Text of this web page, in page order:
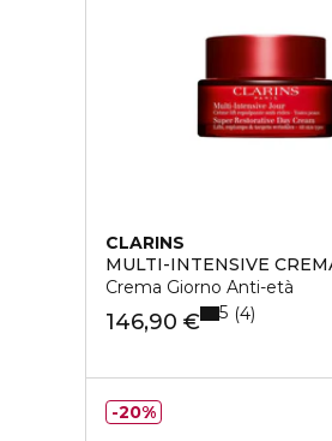
CLARINS
MULTI-INTENSIVE
Crema Giorno Anti-età
146,90 € 5 4
20%